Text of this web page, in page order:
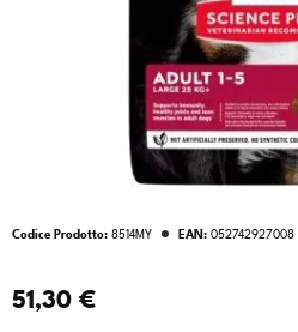
Codice Prodotto: 8514MY EAN: 052742927008
51,30 €